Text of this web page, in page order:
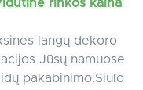
rinkos kaina
langų dekoro
Jūsų namuose
pakabinimo.Siūlo